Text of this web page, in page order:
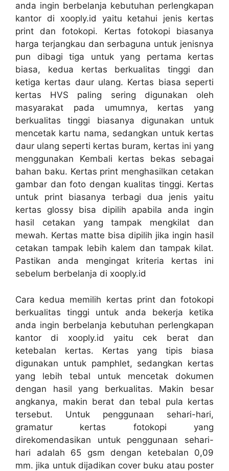
anda ingin berbelanja kebutuhan perlengkapan
kantor di xooply.id yaitu ketahui jenis kertas
print dan fotokopi. Kertas fotokopi biasanya
harga terjangkau dan serbaguna untuk jenisnya
pun dibagi tiga untuk yang pertama kertas
biasa, kedua kertas berkualitas tinggi dan
ketiga kertas daur ulang. Kertas biasa seperti
kertas HVS paling sering digunakan oleh
masyarakat pada umumnya, kertas yang
berkualitas tinggi biasanya digunakan untuk
mencetak kartu nama, sedangkan untuk kertas
daur ulang seperti kertas buram, kertas ini yang
menggunakan Kembali kertas bekas sebagai
bahan baku. Kertas print menghasilkan cetakan
gambar dan foto dengan kualitas tinggi. Kertas
untuk print biasanya terbagi dua jenis yaitu
kertas glossy bisa dipilih apabila anda ingin
hasil cetakan yang tampak mengkilat dan
mewah. Kertas matte bisa dipilih jika ingin hasil
cetakan tampak lebih kalem dan tampak kilat.
Pastikan anda mengingat kriteria kertas ini
sebelum berbelanja di xooply.id
Cara kedua memilih kertas print dan fotokopi
berkualitas tinggi untuk anda bekerja ketika
anda ingin berbelanja kebutuhan perlengkapan
kantor di xooply.id yaitu cek berat dan
ketebalan kertas. Kertas yang tipis biasa
digunakan untuk pamphlet, sedangkan kertas
yang lebih tebal untuk mencetak dokumen
dengan hasil yang berkualitas. Makin besar
angkanya, makin berat dan tebal pula kertas
tersebut. Untuk penggunaan sehari-hari,
gramatur kertas fotokopi yang
direkomendasikan untuk penggunaan sehari-
hari adalah 65 gsm dengan ketebalan 0,09
mm. jika untuk dijadikan cover buku atau poster